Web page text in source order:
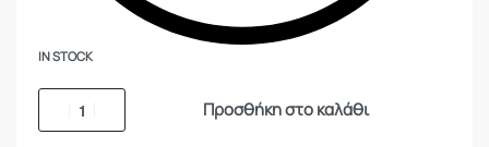
IN STOCK
Προσθήκη στο καλάθι